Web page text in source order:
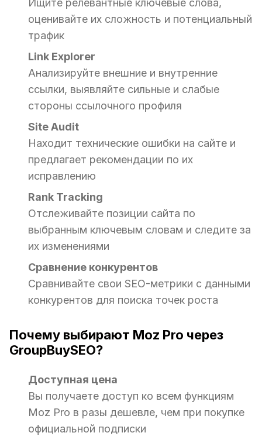
Ищите релевантные ключевые слова,
оценивайте их сложность и потенциальный
трафик
Link Explorer
Анализируйте внешние и внутренние
ссылки, выявляйте сильные и слабые
стороны ссылочного профиля
Site Audit
Находит технические ошибки на сайте и
предлагает рекомендации по их
исправлению
Rank Tracking
Отслеживайте позиции сайта по
выбранным ключевым словам и следите за
их изменениями
Сравнение конкурентов
Сравнивайте свои SEO-метрики с данными
конкурентов для поиска точек роста
Почему выбирают Moz Pro через
GroupBuySEO?
Доступная цена
Вы получаете доступ ко всем функциям
Moz Pro в разы дешевле, чем при покупке
официальной подписки